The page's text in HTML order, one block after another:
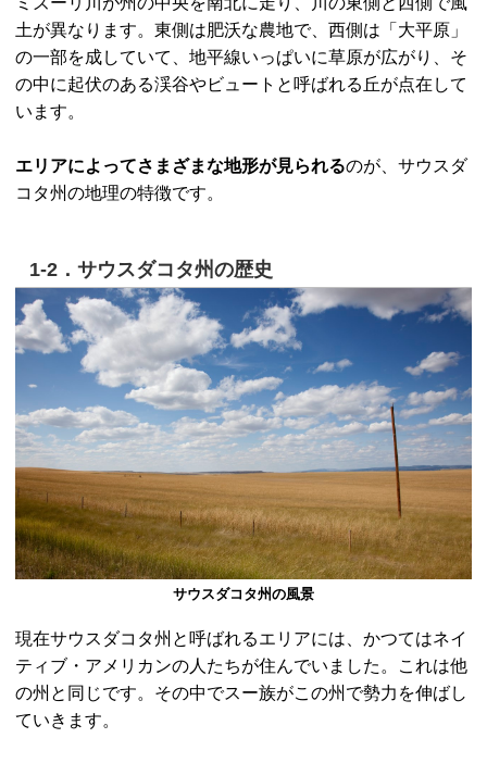
土が異なります。東側は肥沃な農地で、西側は「大平原」
の一部を成していて、地平線いっぱいに草原が広がり、そ
の中に起伏のある渓谷やビュートと呼ばれる丘が点在して
います。
エリアによってさまざまな地形が見られるのが、サウスダ
コタ州の地理の特徴です。
1-2．サウスダコタ州の歴史
サウスダコタ州の風景
現在サウスダコタ州と呼ばれるエリアには、かつてはネイ
ティブ・アメリカンの人たちが住んでいました。これは他
の州と同じです。その中でスー族がこの州で勢力を伸ばし
ていきます。